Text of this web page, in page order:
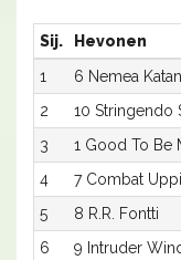
Sij. Hevonen
1
6 Nemea
2
10 Stringendo
3
1 Good To Be
4
7 Combat
5
8 R.R. Fontti
6
9 Intruder